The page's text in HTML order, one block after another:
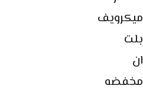
ميكرويف
بلت
ان
مخفضه